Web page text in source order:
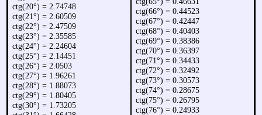
ctg(20°) = 2.74748
ctg(21°) = 2.60509
ctg(22°) = 2.47509
ctg(23°) = 2.35585
ctg(24°) = 2.24604
ctg(25°) = 2.14451
ctg(26°) = 2.0503
ctg(27°) = 1.96261
ctg(28°) = 1.88073
ctg(29°) = 1.80405
ctg(30°) = 1.73205
ctg(66°) = 0.44523
ctg(67°) = 0.42447
ctg(68°) = 0.40403
ctg(69°) = 0.38386
ctg(70°) = 0.36397
ctg(71°) = 0.34433
ctg(72°) = 0.32492
ctg(73°) = 0.30573
ctg(74°) = 0.28675
ctg(75°) = 0.26795
ctg(76°) = 0.24933